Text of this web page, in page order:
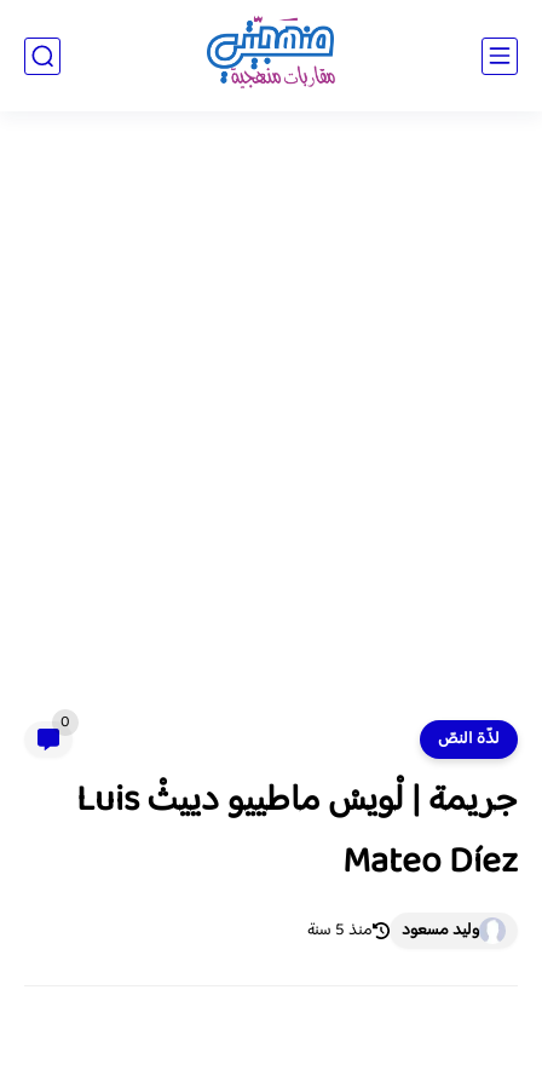
لذّة النصّ
0
جريمة | لْويسْ ماطييو دييثْ Luis
Mateo Díez
وليد مسعود منذ 5 سنة